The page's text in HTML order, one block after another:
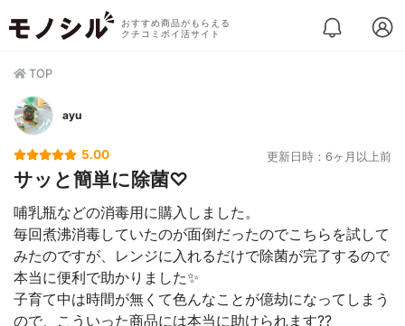
おすすめ商品がもらえる
クチコミポイ活サイト
TOP
ayu
5.00 更新日時：6ヶ月以上前
サッと簡単に除菌♡
哺乳瓶などの消毒用に購入しました。
毎回煮沸消毒していたのが面倒だったのでこちらを試して
みたのですが、レンジに入れるだけで除菌が完了するので
本当に便利で助かりました✨
子育て中は時間が無くて色んなことが億劫になってしまう
ので、こういった商品には本当に助けられます??